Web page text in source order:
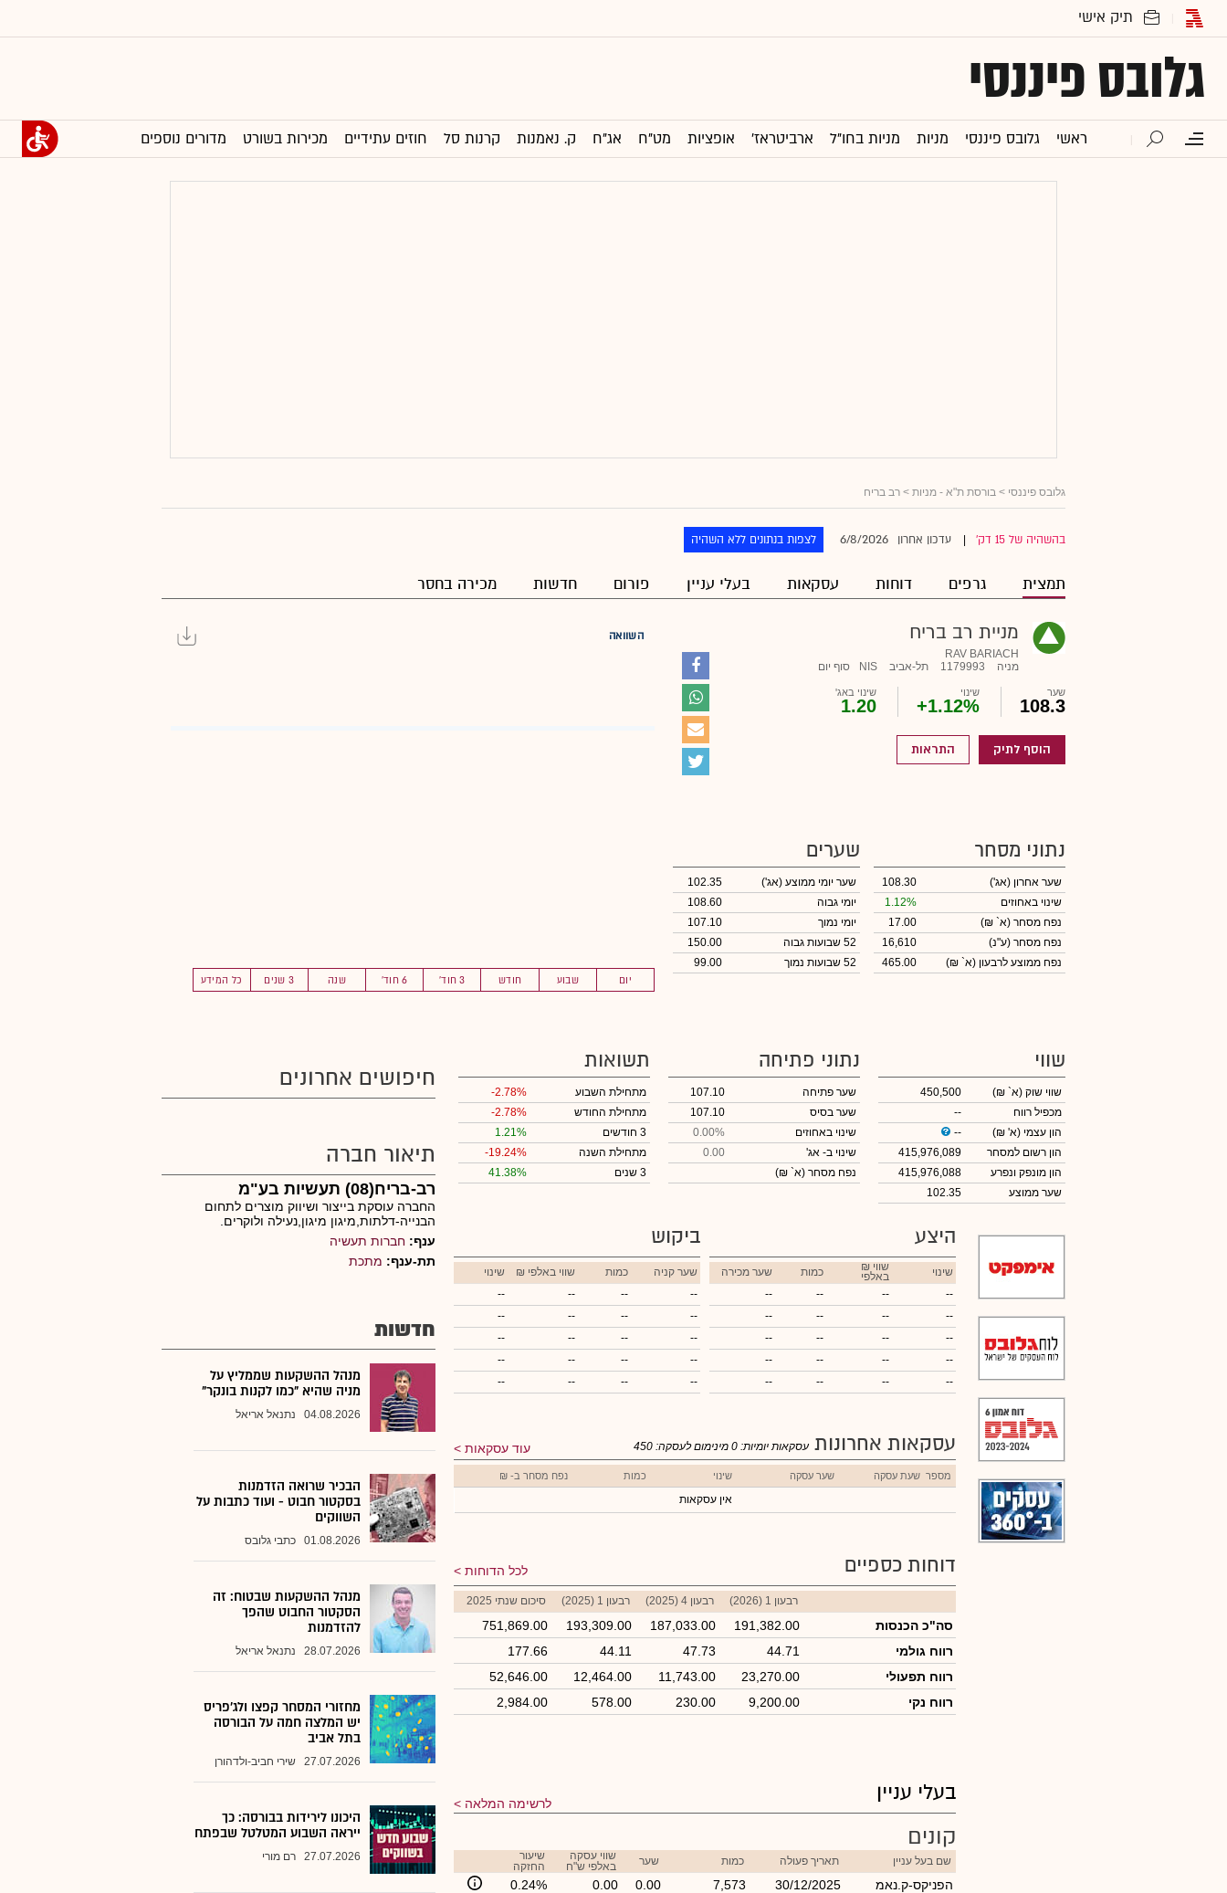
גלובס פיננסי
ראשי גלובס פיננסי מניות מניות בחו"ל ארביטראז' אופציות מט"ח אג"ח ק. נאמנות קרנות סל חוזים עתידיים מכירות בשורט מדורים נוספים
גלובס פיננסי > בורסת ת"א - מניות > רב בריח
בהשהיה של 15 דק' עדכון אחרון 6/8/2026 לצפות בנתונים ללא השהיה
תמצית גרפים דוחות עסקאות בעלי עניין פורום חדשות מכירה בחסר
מניית רב בריח
RAV BARIACH
מניה
1179993 תל-אביב NIS סוף יום
שער
108.3
שינוי
+1.12%
שינוי באג'
1.20
הוסף לתיק התראות
השוואה
יום שבוע חודש 3 חוד' 6 חוד' שנה 3 שנים כל המידע
נתוני מסחר
שער אחרון (אג')
108.30
שינוי באחוזים
1.12%
נפח מסחר (א` ₪)
17.00
נפח מסחר (ע"נ)
16,610
נפח ממוצע לרבעון (א` ₪)
465.00
שערים
שער יומי ממוצע (אג')
102.35
יומי גבוה
108.60
יומי נמוך
107.10
52 שבועות גבוה
150.00
52 שבועות נמוך
99.00
שווי
שווי שוק (א` ₪)
450,500
מכפיל רווח
--
הון עצמי (א' ₪)
--
הון רשום למסחר
415,976,089
הון מונפק ונפרע
415,976,088
שער ממוצע
102.35
נתוני פתיחה
שער פתיחה
107.10
שער בסיס
107.10
שינוי באחוזים
0.00%
שינוי ב- אג'
0.00
נפח מסחר (א` ₪)
תשואות
מתחילת השבוע
-2.78%
מתחילת החודש
-2.78%
3 חודשים
1.21%
מתחילת השנה
-19.24%
3 שנים
41.38%
היצע
שינוי ₪ שווי
באלפי כמות
שער מכירה
--
--
--
--
--
--
--
--
--
--
--
--
--
--
--
--
--
--
--
--
ביקוש
שער קניה כמות ₪ שווי באלפי
שינוי
--
--
--
--
--
--
--
--
--
--
--
--
--
--
--
--
--
--
--
--
עסקאות אחרונות עוד עסקאות עסקאות יומיות: 0 מינימום לעסקה: 450
מספר שעת עסקה שער עסקה שינוי כמות נפח מסחר ב- ₪
אין עסקאות
דוחות כספיים לכל הדוחות
רבעון 1 (2026) רבעון 4 (2025) רבעון 1 (2025) סיכום שנתי 2025
סה"כ הכנסות 191,382.00
187,033.00
193,309.00
751,869.00
רווח גולמי
44.71
47.73
44.11
177.66
רווח תפעולי
23,270.00
11,743.00
12,464.00
52,646.00
רווח נקי
9,200.00
230.00
578.00
2,984.00
בעלי עניין לרשימה המלאה
קונים
שם בעל עניין תאריך פעולה כמות שער
שווי עסקה
באלפי ש"ח
שיעור
החזקה
הפניקס-ק.נאמ 30/12/2025
7,573
0.00
0.00
0.24%
חיפושים אחרונים
תיאור חברה
רב-בריח(08) תעשיות בע"מ
החברה עוסקת בייצור ושיווק מוצרים לתחום
הבנייה-דלתות,מיגון מיגון,נעילה ולוקרים.
ענף: חברות תעשיה
תת-ענף: מתכת
חדשות
מנהל ההשקעות שממליץ על
מניה שהיא "כמו לקנות בונקר"
04.08.2026 נתנאל אריאל
הבכיר שרואה הזדמנות
בסקטור חבוט - ועוד כתבות על
השווקים
01.08.2026 כתבי גלובס
מנהל ההשקעות שבטוח: זה
הסקטור החבוט שהפך
להזדמנות
28.07.2026 נתנאל אריאל
מחזורי המסחר קפצו ולג'פריס
יש המלצה חמה על הבורסה
בתל אביב
27.07.2026 שירי חביב-ולדהורן
היכונו לירידות בבורסה: כך
ייראה השבוע המטלטל שבפתח
27.07.2026 רם מורי